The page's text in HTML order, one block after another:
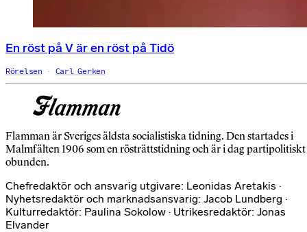
En röst på V är en röst på Tidö
Rörelsen Carl Gerken
Flamman är Sveriges äldsta socialistiska tidning. Den startades i
Malmfälten 1906 som en rösträttstidning och är i dag partipolitiskt
obunden.
Chefredaktör och ansvarig utgivare: Leonidas Aretakis ·
Nyhetsredaktör och marknadsansvarig: Jacob Lundberg ·
Kulturredaktör: Paulina Sokolow · Utrikesredaktör: Jonas
Elvander